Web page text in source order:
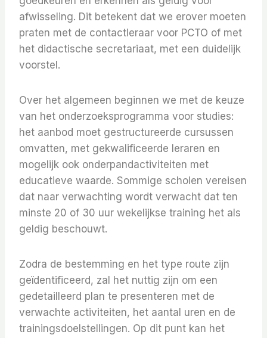
afwisseling. Dit betekent dat we erover moeten
praten met de contactleraar voor PCTO of met
het didactische secretariaat, met een duidelijk
voorstel.
Over het algemeen beginnen we met de keuze
van het onderzoeksprogramma voor studies:
het aanbod moet gestructureerde cursussen
omvatten, met gekwalificeerde leraren en
mogelijk ook onderpandactiviteiten met
educatieve waarde. Sommige scholen vereisen
dat naar verwachting wordt verwacht dat ten
minste 20 of 30 uur wekelijkse training het als
geldig beschouwt.
Zodra de bestemming en het type route zijn
geïdentificeerd, zal het nuttig zijn om een ​​
gedetailleerd plan te presenteren met de
verwachte activiteiten, het aantal uren en de
trainingsdoelstellingen. Op dit punt kan het